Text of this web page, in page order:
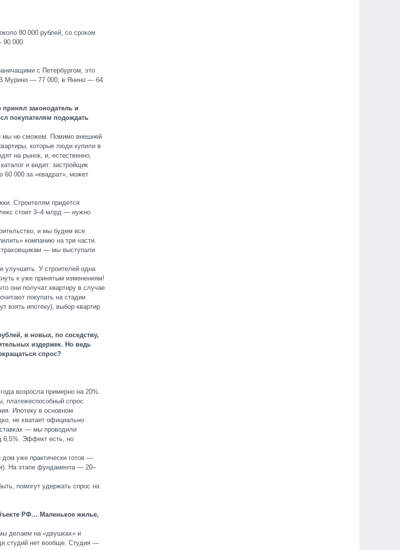
80 000 рублей, со сроком
90 000.
с Петербургом, это
Мурино — 77 000, в Янино — 64
законодатель и
покупателям подождать
мы не сможем. Помимо внешней
которые люди купили в
на рынок, и, естественно,
и видит: застройщик
60 000 за «квадрат», может
Строителям придется
стоит 3–4 млрд — нужно
и мы будем все
компанию на три части.
— мы выступали
улучшить. У строителей одна
к уже принятым изменениям!
они получат квартиру в случае
покупать на стадии
взять ипотеку), выбор квартир
в новых, по соседству,
издержек. Но ведь
спрос?
возросла примерно на 20%.
платежеспособный спрос
Ипотеку в основном
не хватает официально
— мы проводили
6,5%. Эффект есть, но
дом уже практически готов —
На этапе фундамента — 20–
помогут удержать спрос на
РФ… Маленькое жилье,
делаем на «двушках» и
студий нет вообще. Студия —